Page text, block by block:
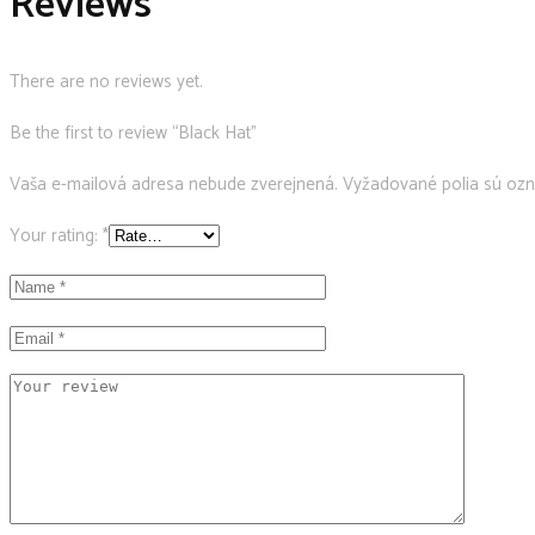
There are no reviews yet.
Be the first to review “Black Hat”
Vaša e-mailová adresa nebude zverejnená. Vyžadované polia sú
Your rating: *